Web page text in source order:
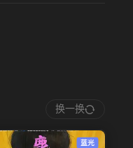
换一换
蓝光